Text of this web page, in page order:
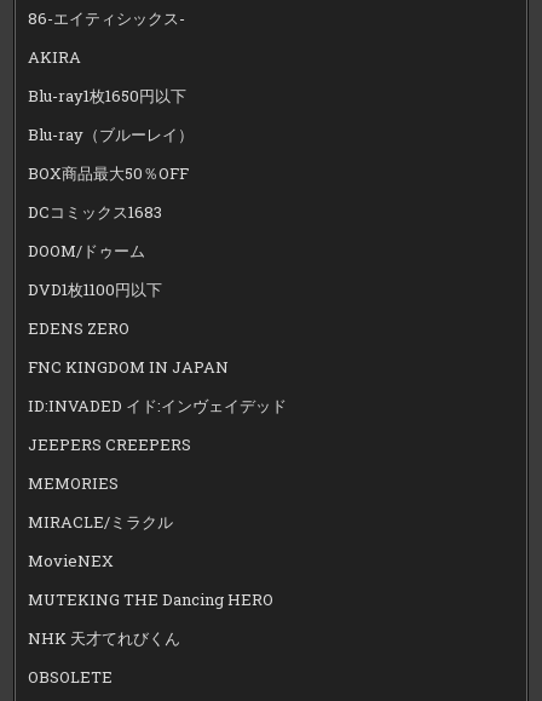
86-エイティシックス-
AKIRA
Blu-ray1枚1650円以下
Blu-ray（ブルーレイ）
BOX商品最大50％OFF
DCコミックス1683
DOOM/ドゥーム
DVD1枚1100円以下
EDENS ZERO
FNC KINGDOM IN JAPAN
ID:INVADED イド:インヴェイデッド
JEEPERS CREEPERS
MEMORIES
MIRACLE/ミラクル
MovieNEX
MUTEKING THE Dancing HERO
NHK 天才てれびくん
OBSOLETE